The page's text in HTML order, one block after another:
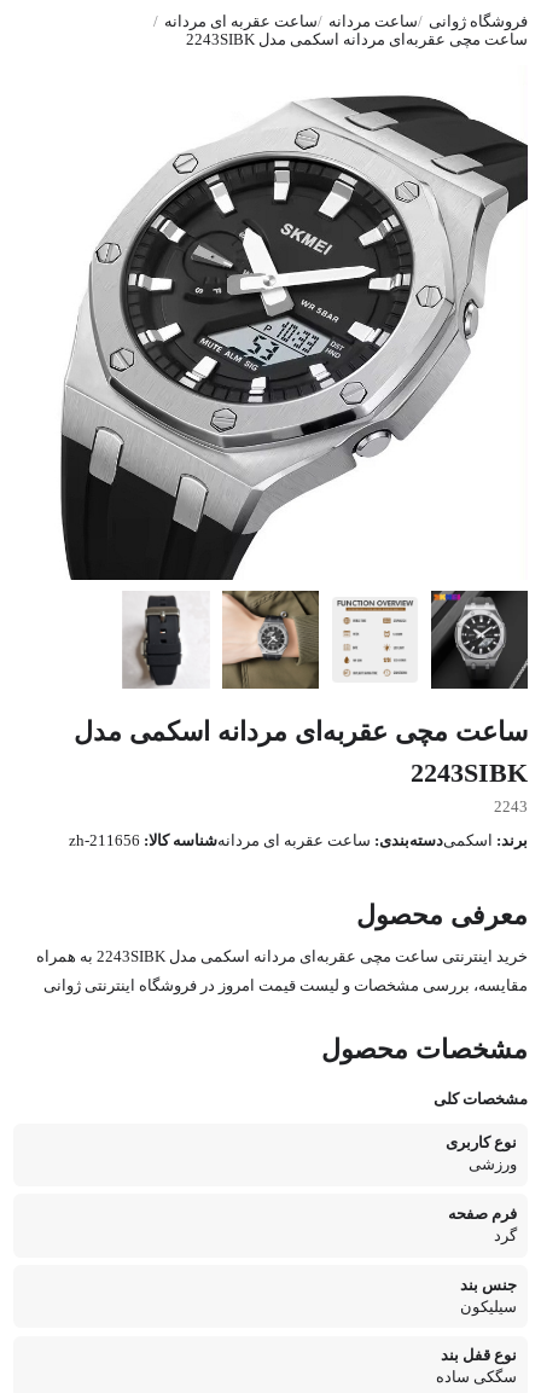
فروشگاه ژوانی ساعت مردانه
ساعت عقربه ای مردانه
ساعت مچی عقربه‌ای مردانه اسکمی مدل 2243SIBK
ساعت مچی عقربه‌ای مردانه اسکمی مدل
2243SIBK
2243
برند:
اسکمیدسته‌بندی: ساعت عقربه ای مردانهشناسه کالا: zh-211656
معرفی محصول
خرید اینترنتی ساعت مچی عقربه‌ای مردانه اسکمی مدل 2243SIBK به همراه
مقایسه، بررسی مشخصات و لیست قیمت امروز در فروشگاه اینترنتی ژوانی
مشخصات محصول
مشخصات کلی
نوع کاربری
ورزشی
فرم صفحه
گرد
جنس بند
سیلیکون
نوع قفل بند
سگکی ساده